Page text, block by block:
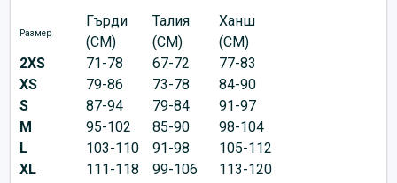
Размер
Гърди
(CM)
Талия
(CM)
Ханш
(CM)
2XS
71-78 67-72
77-83
XS
79-86 73-78
84-90
S
87-94 79-84
91-97
M
95-102 85-90
98-104
L
103-110 91-98
105-112
XL
111-118 99-106
113-120